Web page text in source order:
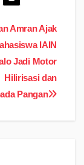
Amran Ajak
IAIN
Jadi Motor
Hilirisasi dan
Pangan